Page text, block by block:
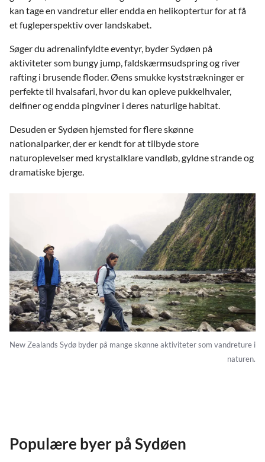
kan tage en vandretur eller endda en helikoptertur for at få
et fugleperspektiv over landskabet.
Søger du adrenalinfyldte eventyr, byder Sydøen på
aktiviteter som bungy jump, faldskærmsudspring og river
rafting i brusende floder. Øens smukke kyststrækninger er
perfekte til hvalsafari, hvor du kan opleve pukkelhvaler,
delfiner og endda pingviner i deres naturlige habitat.
Desuden er Sydøen hjemsted for flere skønne
nationalparker, der er kendt for at tilbyde store
naturoplevelser med krystalklare vandløb, gyldne strande og
dramatiske bjerge.
New Zealands Sydø byder på mange skønne aktiviteter som vandreture i
naturen.
Populære byer på Sydøen